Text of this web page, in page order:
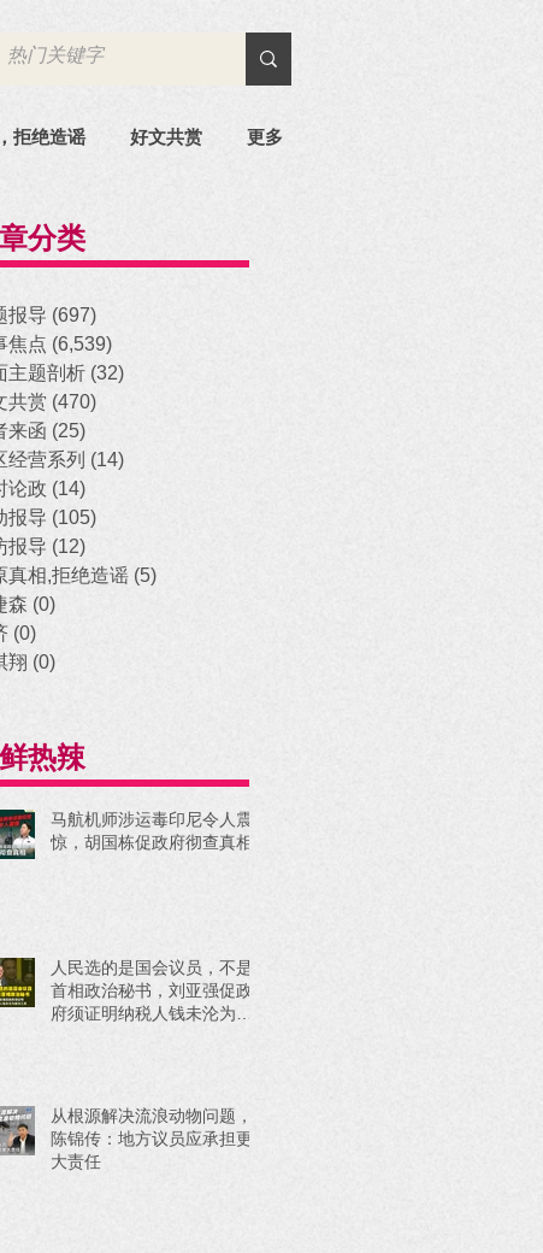
拒绝造谣 好文共赏 更多
分类
报导 (697)
焦点 (6,539)
主题剖析 (32)
共赏 (470)
来函 (25)
经营系列 (14)
论政 (14)
报导 (105)
报导 (12)
真相,拒绝造谣 (5)
森 (0)
(0)
翔 (0)
热辣
马航机师涉运毒印尼令人震
惊，胡国栋促政府彻查真相
人民选的是国会议员，不是
首相政治秘书，刘亚强促政
府须证明纳税人钱未沦为政
从根源解决流浪动物问题，
陈锦传：地方议员应承担更
大责任